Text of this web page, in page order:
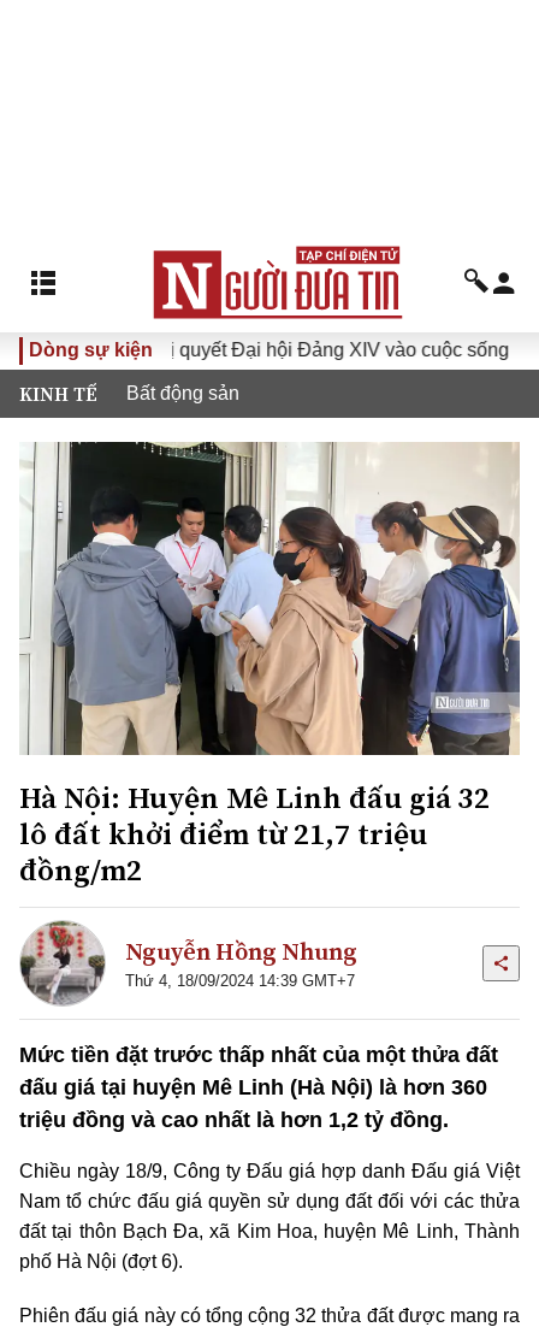
Dòng sự kiện
Đưa Nghị quyết Đại hội Đảng XIV vào cuộc sống Hướng
KINH TẾ Bất động sản
Hà Nội: Huyện Mê Linh đấu giá 32
lô đất khởi điểm từ 21,7 triệu
đồng/m2
Nguyễn Hồng Nhung
Thứ 4, 18/09/2024 14:39 GMT+7
Mức tiền đặt trước thấp nhất của một thửa đất
đấu giá tại huyện Mê Linh (Hà Nội) là hơn 360
triệu đồng và cao nhất là hơn 1,2 tỷ đồng.
Chiều ngày 18/9, Công ty Đấu giá hợp danh Đấu giá Việt
Nam tổ chức đấu giá quyền sử dụng đất đối với các thửa
đất tại thôn Bạch Đa, xã Kim Hoa, huyện Mê Linh, Thành
phố Hà Nội (đợt 6).
Phiên đấu giá này có tổng cộng 32 thửa đất được mang ra